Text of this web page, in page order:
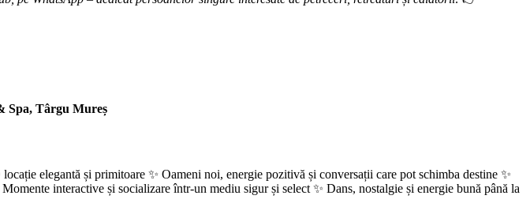
Spa, Târgu Mureș
elegantă și primitoare ✨ Oameni noi, energie pozitivă și conversații care pot schimba destine ✨
interactive și socializare într-un mediu sigur și select ✨ Dans, nostalgie și energie bună până la